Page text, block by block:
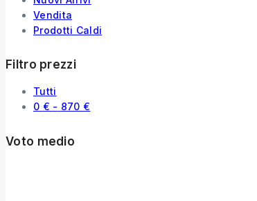
Vendita
Prodotti Caldi
Filtro prezzi
Tutti
0 € - 870 €
Voto medio